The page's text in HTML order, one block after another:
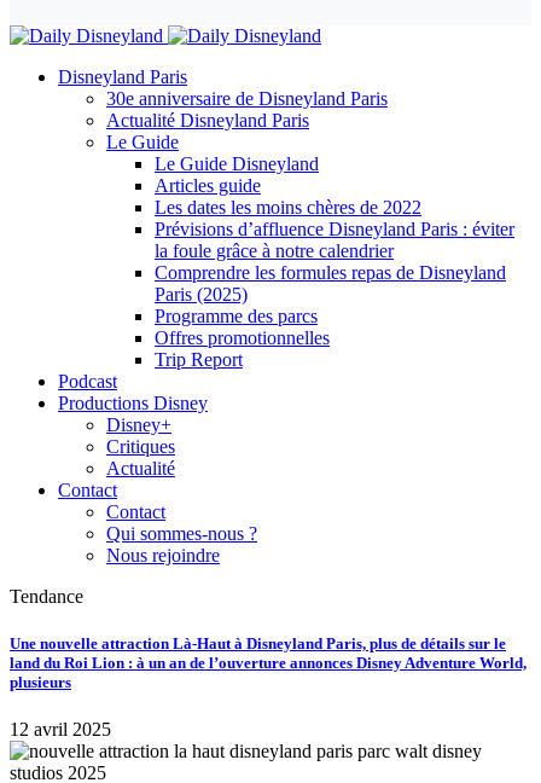
Disneyland Paris
30e anniversaire de Disneyland Paris
Actualité Disneyland Paris
Le Guide
Le Guide Disneyland
Articles guide
Les dates les moins chères de 2022
Prévisions d’affluence Disneyland Paris : éviter
la foule grâce à notre calendrier
Comprendre les formules repas de Disneyland
Paris (2025)
Programme des parcs
Offres promotionnelles
Trip Report
Podcast
Productions Disney
Disney+
Critiques
Actualité
Contact
Contact
Qui sommes-nous ?
Nous rejoindre
Tendance
Une nouvelle attraction Là-Haut à Disneyland Paris, plus de détails sur le
land du Roi Lion : à un an de l’ouverture annonces Disney Adventure World,
plusieurs
12 avril 2025